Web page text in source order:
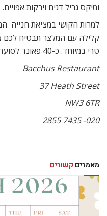
ומיקס גריל דגים וירקות אפויים.
למרות הקושי במציאת חנייה 
קלילה עם המלצר תבטיח לכם
טרי במיוחד. כ-40 פאונד לסועד, לא כולל יין.
Bacchus Restaurant
37 Heath Street
NW3 6TR
020- 7435 2855
מאמרים קשורים